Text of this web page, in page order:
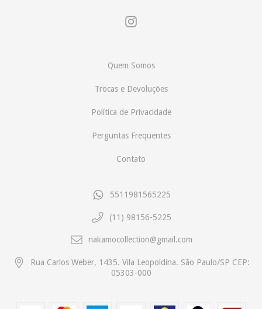
Quem Somos
Trocas e Devoluções
Política de Privacidade
Perguntas Frequentes
Contato
5511981565225
(11) 98156-5225
nakamocollection@gmail.com
Rua Carlos Weber, 1435. Vila Leopoldina. São Paulo/SP CEP:
05303-000